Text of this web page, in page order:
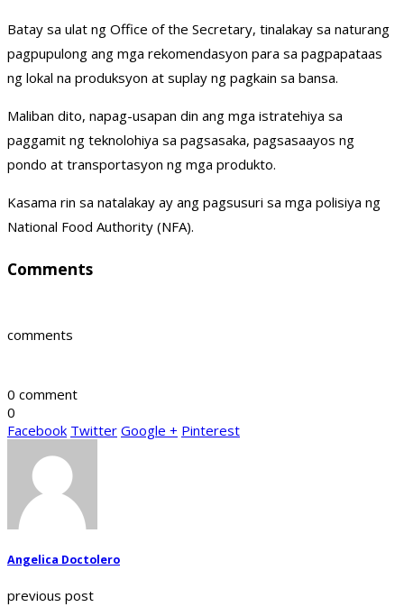
Batay sa ulat ng Office of the Secretary, tinalakay sa naturang
pagpupulong ang mga rekomendasyon para sa pagpapataas
ng lokal na produksyon at suplay ng pagkain sa bansa.
Maliban dito, napag-usapan din ang mga istratehiya sa
paggamit ng teknolohiya sa pagsasaka, pagsasaayos ng
pondo at transportasyon ng mga produkto.
Kasama rin sa natalakay ay ang pagsusuri sa mga polisiya ng
National Food Authority (NFA).
Comments
comments
0 comment
0
Facebook Twitter Google + Pinterest
Angelica Doctolero
previous post